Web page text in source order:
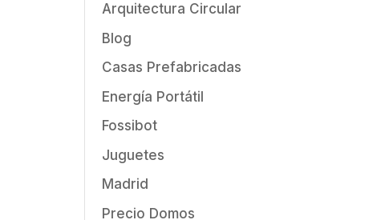
Arquitectura Circular
Blog
Casas Prefabricadas
Energía Portátil
Fossibot
Juguetes
Madrid
Precio Domos